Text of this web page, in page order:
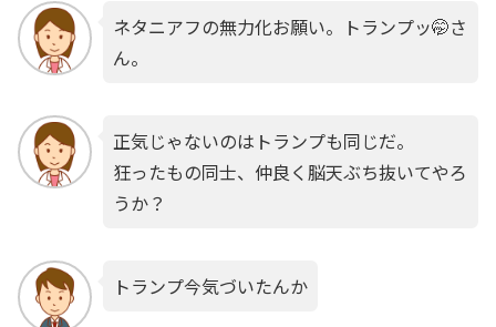
ネタニアフの無力化お願い。トランプッ🤭さ
ん。
正気じゃないのはトランプも同じだ。
狂ったもの同士、仲良く脳天ぶち抜いてやろ
うか？
トランプ今気づいたんか